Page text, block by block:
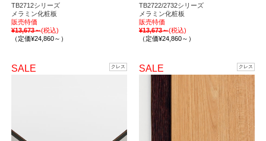
TB2712シリーズ
メラミン化粧板
販売特価
¥13,673～(税込)
（定価¥24,860～）
TB2722/2732シリーズ
メラミン化粧板
販売特価
¥13,673～(税込)
（定価¥24,860～）
SALE クレス SALE クレス